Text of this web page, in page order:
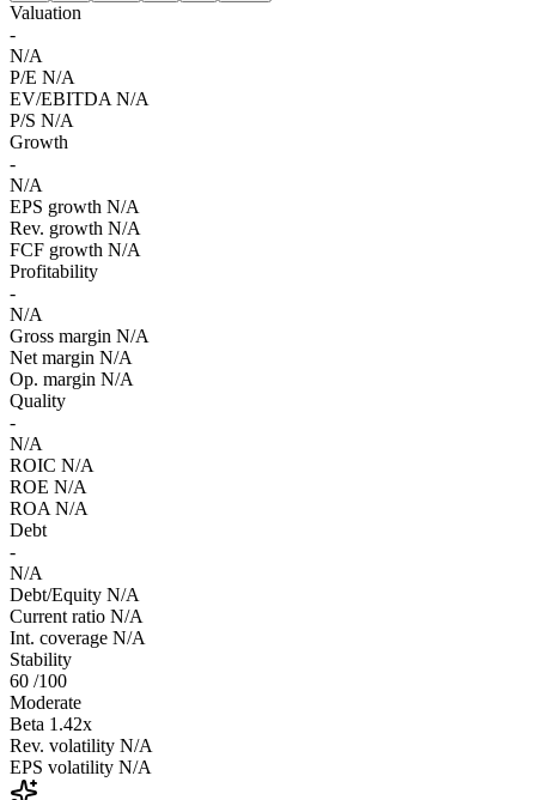
Valuation
-
N/A
P/E N/A
EV/EBITDA N/A
P/S N/A
Growth
-
N/A
EPS growth N/A
Rev. growth N/A
FCF growth N/A
Profitability
-
N/A
Gross margin N/A
Net margin N/A
Op. margin N/A
Quality
-
N/A
ROIC N/A
ROE N/A
ROA N/A
Debt
-
N/A
Debt/Equity N/A
Current ratio N/A
Int. coverage N/A
Stability
60 /100
Moderate
Beta 1.42x
Rev. volatility N/A
EPS volatility N/A